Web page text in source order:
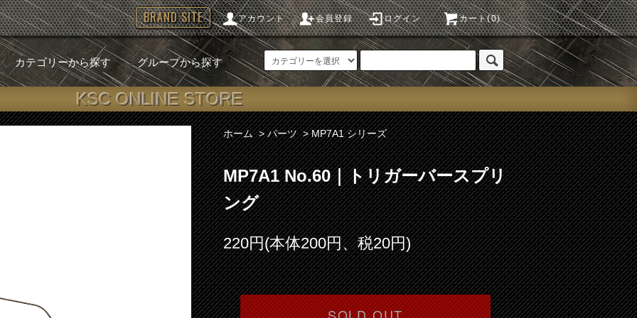
アカウント 会員登録 ログイン カート(0)
BRAND SITE
カテゴリーから探す グループから探す
KSC ONLINE STORE
ホーム >パーツ >MP7A1 シリーズ
MP7A1 No.60｜トリガーバースプリ
ング
220円(本体200円、税20円)